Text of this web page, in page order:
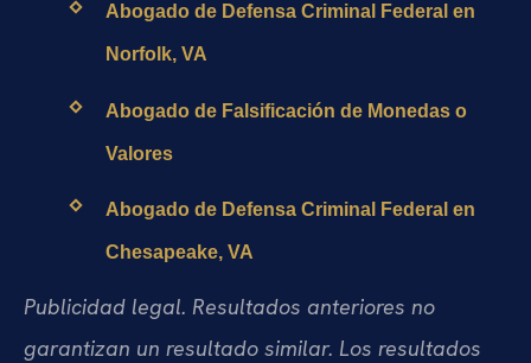
Abogado de Defensa Criminal Federal en
Norfolk, VA
Abogado de Falsificación de Monedas o
Valores
Abogado de Defensa Criminal Federal en
Chesapeake, VA
Publicidad legal. Resultados anteriores no
garantizan un resultado similar. Los resultados